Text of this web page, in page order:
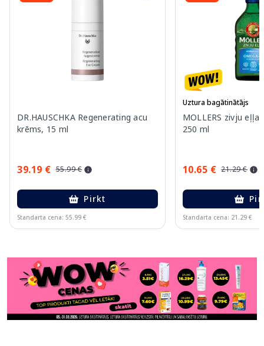
DR.HAUSCHKA Regenerating acu
krēms, 15 ml
39.19 € 55.99 €
Pirkt
Standarta cena: 55.99 €
Uztura bagātinātājs
MOLLERS zivju eļļa
250 ml
10.65 € 21.29 €
Standarta cena: 21.29 €